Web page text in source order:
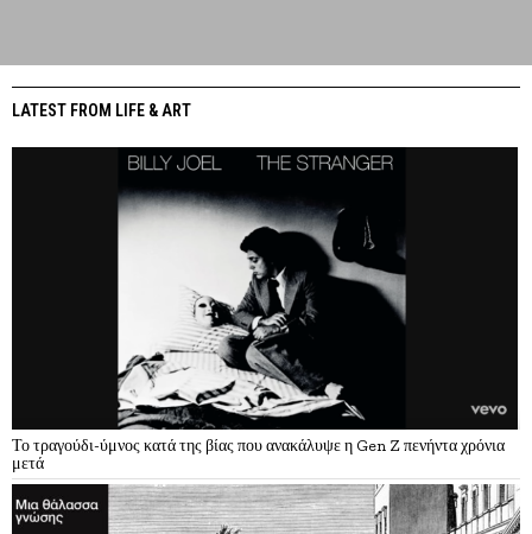
LATEST FROM LIFE & ART
Το τραγούδι-ύμνος κατά της βίας που ανακάλυψε η Gen Z πενήντα χρόνια
μετά